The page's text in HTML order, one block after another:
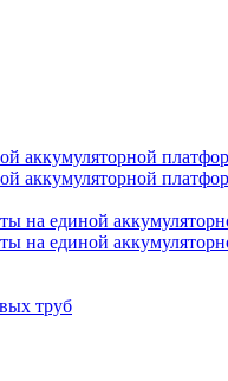
аккумуляторной
аккумуляторной
на единой
на единой
труб